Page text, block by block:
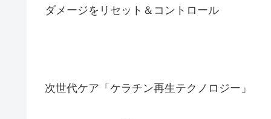
ダメージをリセット＆コントロール
次世代ケア「ケラチン再生テクノロジー」